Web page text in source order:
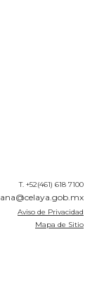
T. +52(461) 618 7100
Aviso de Privacidad
Mapa de Sitio